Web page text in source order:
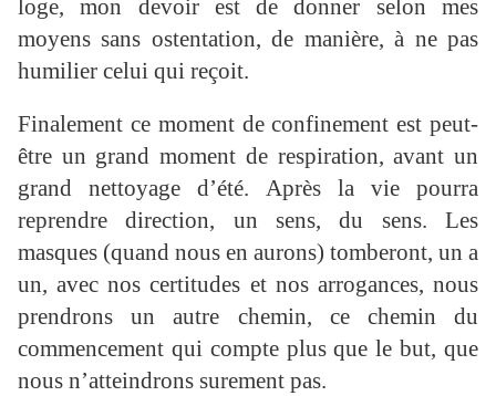
loge, mon devoir est de donner selon mes
moyens sans ostentation, de manière, à ne pas
humilier celui qui reçoit.
Finalement ce moment de confinement est peut-
être un grand moment de respiration, avant un
grand nettoyage d’été. Après la vie pourra
reprendre direction, un sens, du sens. Les
masques (quand nous en aurons) tomberont, un a
un, avec nos certitudes et nos arrogances, nous
prendrons un autre chemin, ce chemin du
commencement qui compte plus que le but, que
nous n’atteindrons surement pas.